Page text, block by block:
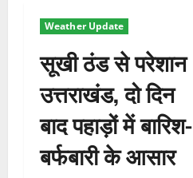
Weather Update
सूखी ठंड से परेशान
उत्तराखंड, दो दिन
बाद पहाड़ों में बारिश-
बर्फबारी के आसार